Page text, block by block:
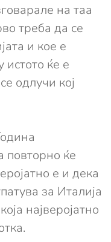
на таа
треба да се
и кое е
истото ќе е
одлучи кој
повторно ќе
е и дека
за Италија
најверојатно